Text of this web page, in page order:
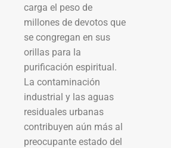
carga el peso de
millones de devotos que
se congregan en sus
orillas para la
purificación espiritual.
La contaminación
industrial y las aguas
residuales urbanas
contribuyen aún más al
preocupante estado del